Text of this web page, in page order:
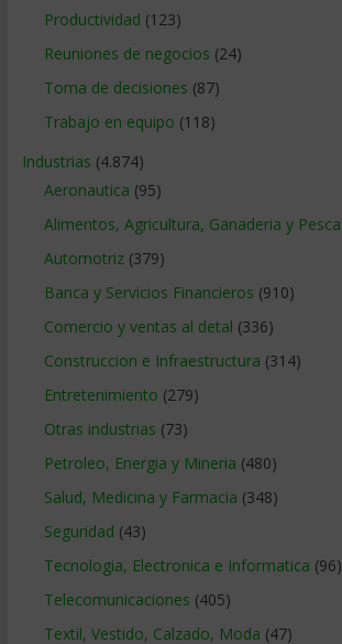
Productividad (123)
Reuniones de negocios (24)
Toma de decisiones (87)
Trabajo en equipo (118)
Industrias (4.874)
Aeronautica (95)
Alimentos, Agricultura, Ganaderia y Pesca
Automotriz(379)
Banca y Servicios Financieros (910)
Comercio y ventas al detal (336)
Construccion e Infraestructura (314)
Entretenimiento (279)
Otras industrias (73)
Petroleo, Energia y Mineria (480)
Salud, Medicina y Farmacia (348)
Seguridad (43)
Tecnologia, Electronica e Informatica (96)
Telecomunicaciones (405)
Textil, Vestido, Calzado, Moda (47)